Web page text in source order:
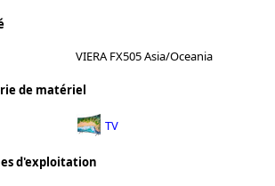
VIERA FX505 Asia/Oceania
de matériel
TV
d'exploitation